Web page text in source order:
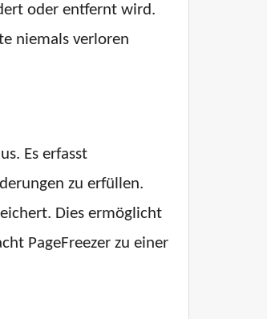
oder entfernt wird.
niemals verloren
Es erfasst
zu erfüllen.
Dies ermöglicht
PageFreezer zu einer